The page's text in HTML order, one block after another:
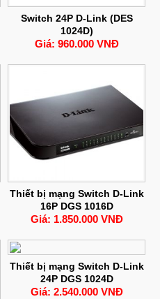
Switch 24P D-Link (DES
1024D)
Giá: 960.000 VNĐ
Thiết bị mạng Switch D-Link
16P DGS 1016D
Giá: 1.850.000 VNĐ
Thiết bị mạng Switch D-Link
24P DGS 1024D
Giá: 2.540.000 VNĐ